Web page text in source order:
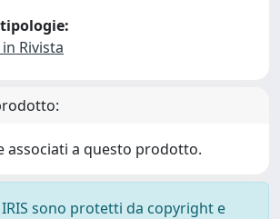
Rivista
associati a questo prodotto.
sono protetti da copyright e